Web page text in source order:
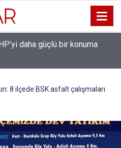
kurucu il başkanlığı
8 ilçede BSK asfalt çalışmaları